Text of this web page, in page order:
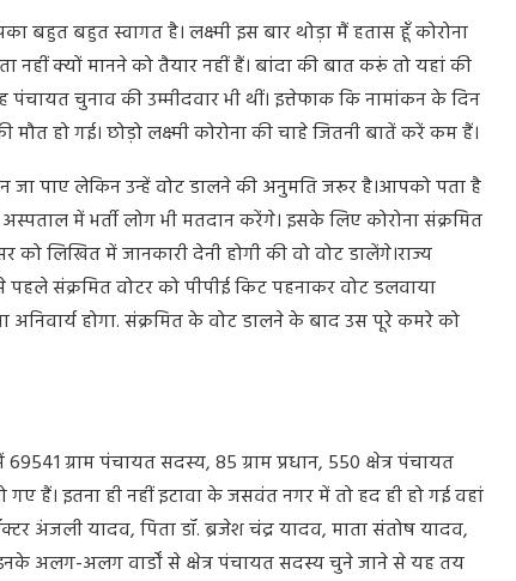
बहुत बहुत स्वागत है। लक्ष्मी इस बार थोड़ा मैं हतास हूँ कोरोना
नहीं क्यों मानने को तैयार नहीं हैं। बांदा की बात करूं तो यहां की
पंचायत चुनाव की उम्मीदवार भी थीं। इत्तेफाक कि नामांकन के दिन
हो गई। छोड़ो लक्ष्मी कोरोना की चाहे जितनी बातें करें कम हैं।
जा पाए लेकिन उन्हें वोट डालने की अनुमति जरूर है।आपको पता है
में भर्ती लोग भी मतदान करेंगे। इसके लिए कोरोना संक्रमित
लिखित में जानकारी देनी होगी की वो वोट डालेंगे।राज्य
संक्रमित वोटर को पीपीई किट पहनाकर वोट डलवाया
अनिवार्य होगा. संक्रमित के वोट डालने के बाद उस पूरे कमरे को
ग्राम पंचायत सदस्य, 85 ग्राम प्रधान, 550 क्षेत्र पंचायत
हैं। इतना ही नहीं इटावा के जसवंत नगर में तो हद ही हो गई वहां
अंजली यादव, पिता डॉ. ब्रजेश चंद्र यादव, माता संतोष यादव,
अलग-अलग वार्डों से क्षेत्र पंचायत सदस्य चुने जाने से यह तय